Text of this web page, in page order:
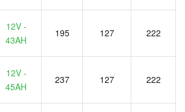
12V -
43AH
195 127 222
12V -
45AH
237 127 222